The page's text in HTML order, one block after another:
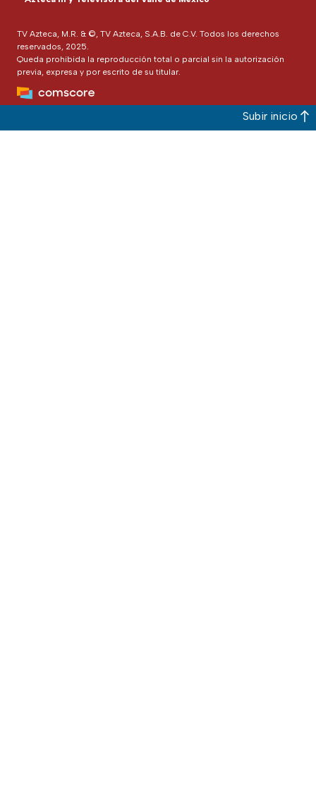
TV Azteca, M.R. & ©, TV Azteca, S.A.B. de C.V. Todos los derechos
reservados, 2025.
Queda prohibida la reproducción total o parcial sin la autorización
previa, expresa y por escrito de su titular.
Subir inicio